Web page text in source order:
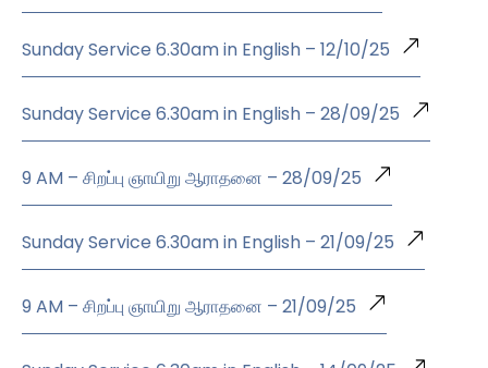
Sunday Service 6.30am in English – 12/10/25
Sunday Service 6.30am in English – 28/09/25
9 AM – சிறப்பு ஞாயிறு ஆராதனை – 28/09/25
Sunday Service 6.30am in English – 21/09/25
9 AM – சிறப்பு ஞாயிறு ஆராதனை – 21/09/25